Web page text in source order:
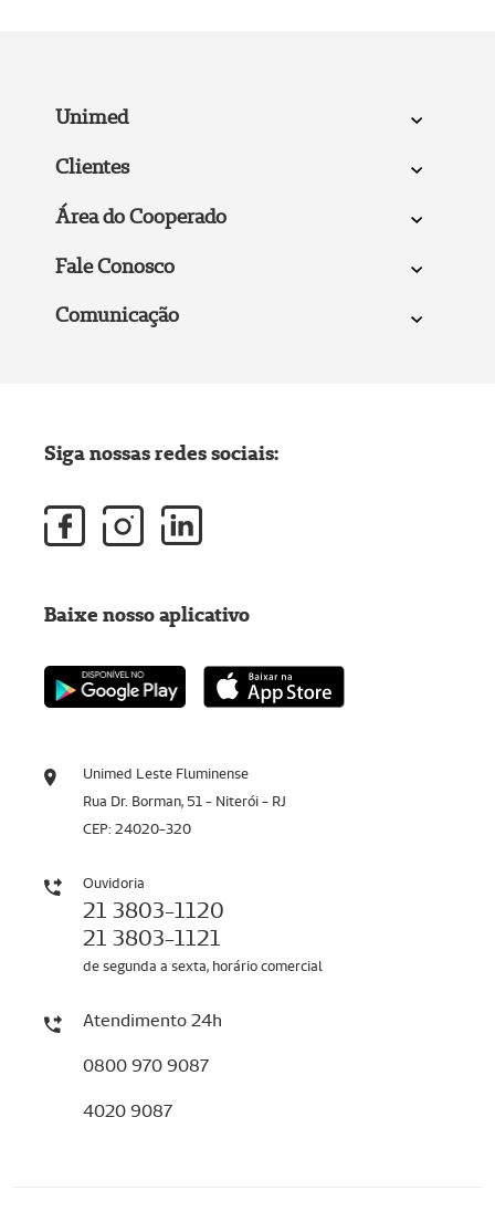
Unimed
Clientes
Área do Cooperado
Fale Conosco
Comunicação
Unimed Leste Fluminense
Rua Dr. Borman, 51 - Niterói - RJ
CEP: 24020-320
Ouvidoria
21 3803-1120
21 3803-1121
de segunda a sexta, horário comercial
Atendimento 24h
0800 970 9087
4020 9087
Siga nossas redes sociais:
Baixe nosso aplicativo